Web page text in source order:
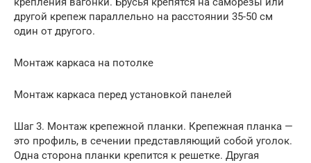
другой крепеж параллельно на расстоянии 35-50 см
один от другого.
Монтаж каркаса на потолке
Монтаж каркаса перед установкой панелей
Шаг 3. Монтаж крепежной планки. Крепежная планка —
это профиль, в сечении представляющий собой уголок.
Одна сторона планки крепится к решетке. Другая